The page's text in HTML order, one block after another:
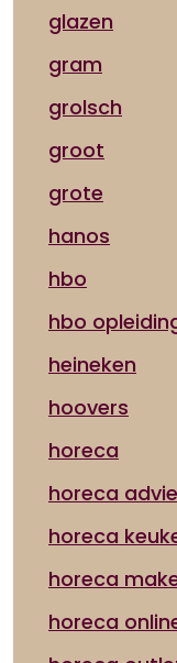
glazen
gram
grolsch
groot
grote
hanos
hbo
hbo
heineken
hoovers
horeca
horeca
horeca
horeca
horeca